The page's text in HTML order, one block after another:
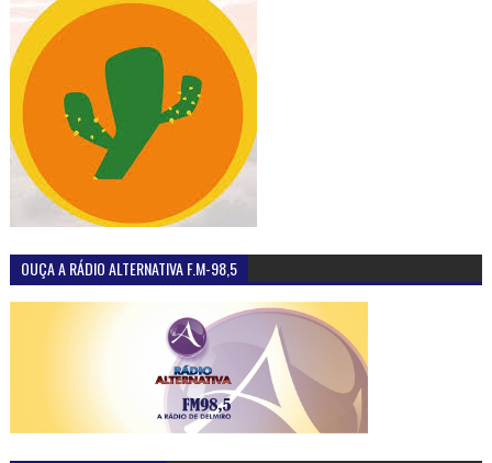
OUÇA A RÁDIO ALTERNATIVA F.M-98,5